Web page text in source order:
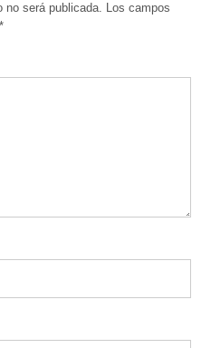
no será publicada. Los campos
*